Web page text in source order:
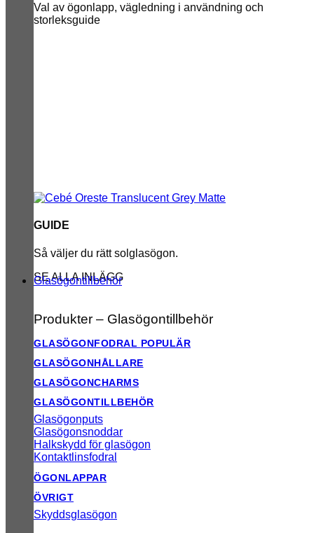
Val av ögonlapp, vägledning i användning och
storleksguide
GUIDE
Så väljer du rätt solglasögon.
SE ALLA INLÄGG
Glasögontillbehör
Produkter – Glasögontillbehör
GLASÖGONFODRAL
GLASÖGONHÅLLARE
GLASÖGONCHARMS
GLASÖGONTILLBEHÖR
Glasögonputs
Glasögonsnoddar
Halkskydd för glasögon
Kontaktlinsfodral
ÖGONLAPPAR
ÖVRIGT
Skyddsglasögon